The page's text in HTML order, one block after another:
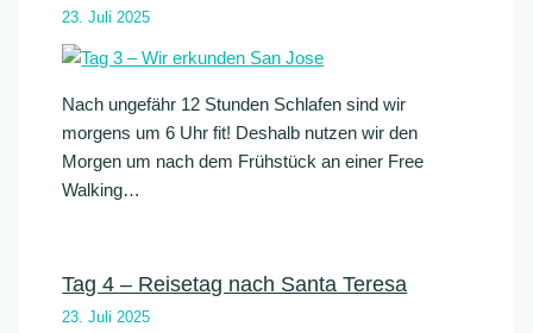
23. Juli 2025
Nach ungefähr 12 Stunden Schlafen sind wir
morgens um 6 Uhr fit! Deshalb nutzen wir den
Morgen um nach dem Frühstück an einer Free
Walking…
Tag 4 – Reisetag nach Santa Teresa
23. Juli 2025